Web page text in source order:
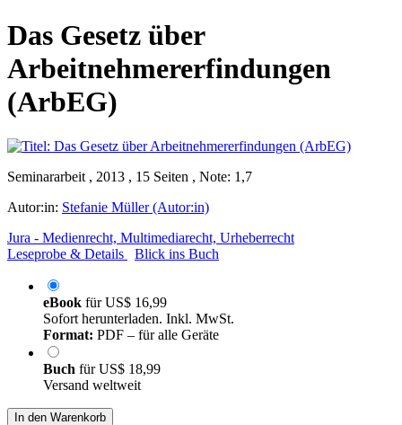
Das Gesetz über
Arbeitnehmererfindungen
(ArbEG)
Seminararbeit , 2013 , 15 Seiten , Note: 1,7
Autor:in: Stefanie Müller (Autor:in)
Jura - Medienrecht, Multimediarecht, Urheberrecht
Leseprobe & Details
Blick ins Buch
eBook fürUS$ 16,99
Sofort herunterladen. Inkl. MwSt.
Format: PDF – für alle Geräte
Buch fürUS$ 18,99
Versand weltweit
In den Warenkorb